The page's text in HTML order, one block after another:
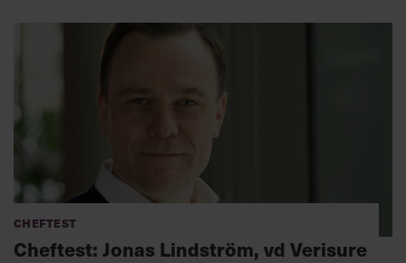
Cheftest
Cheftest: Jonas Lindström, vd Verisure